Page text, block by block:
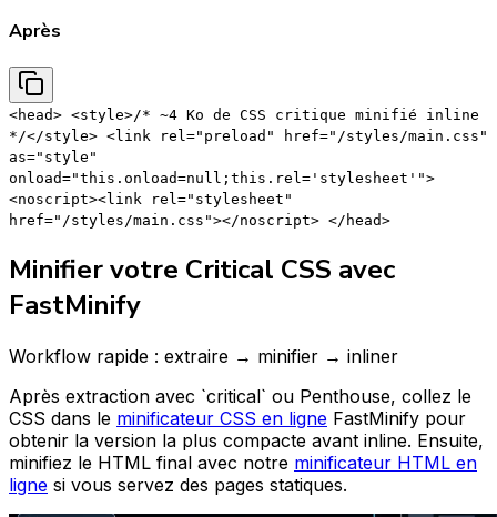
Après
<head> <style>/* ~4 Ko de CSS critique minifié inline
*/</style> <link rel="preload" href="/styles/main.css"
as="style"
onload="this.onload=null;this.rel='stylesheet'">
<noscript><link rel="stylesheet"
href="/styles/main.css"></noscript> </head>
Minifier votre Critical CSS avec
FastMinify
Workflow rapide : extraire → minifier → inliner
Après extraction avec `critical` ou Penthouse, collez le
CSS dans le minificateur CSS en ligne FastMinify pour
obtenir la version la plus compacte avant inline. Ensuite,
minifiez le HTML final avec notre minificateur HTML en
ligne si vous servez des pages statiques.